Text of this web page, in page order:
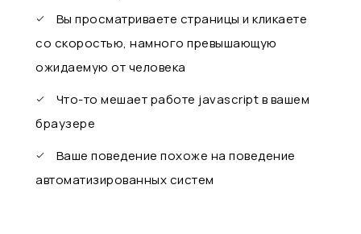
Вы просматриваете страницы и кликаете
со скоростью, намного превышающую
ожидаемую от человека
Что-то мешает работе javascript в вашем
браузере
Ваше поведение похоже на поведение
автоматизированных систем